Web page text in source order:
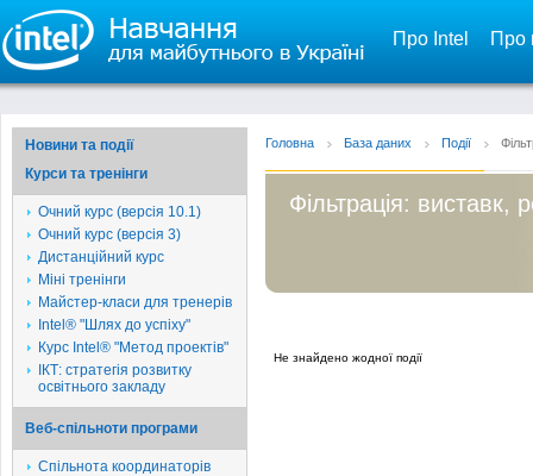
Про Intel Про
Новини та події
Курси та тренінги
Очний курс (версія 10.1)
Очний курс (версія 3)
Дистанційний курс
Міні тренінги
Майстер-класи для тренерів
Intel® "Шлях до успіху"
Курс Intel® "Метод проектів"
ІКТ: стратегія розвитку
освітнього закладу
Веб-спільноти програми
Спільнота координаторів
Головна База даних Події
Фільтрація: виставк,
Не знайдено жодної події